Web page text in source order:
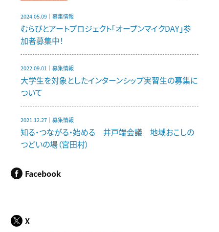
2024.05.09｜募集情報
むらびとアートプロジェクト「オープンマイクDAY」参
加者募集中！
2022.09.01｜募集情報
大学生を対象としたインターンシップ実習生の募集に
ついて
2021.12.27｜募集情報
知る・つながる・始める 井戸端会議 地域おこしの
つどいの場（宮田村）
Facebook
X